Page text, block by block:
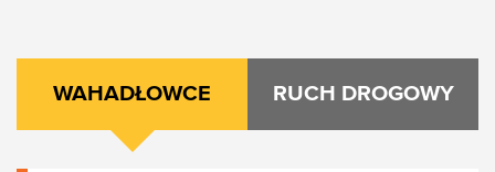
WAHADŁOWCE RUCH DROGOWY